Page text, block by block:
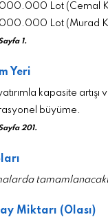
Lot (Cemal
Lot (Murad
1.
Yeri
kapasite artışı
büyüme.
201.
Miktarı (Olası)